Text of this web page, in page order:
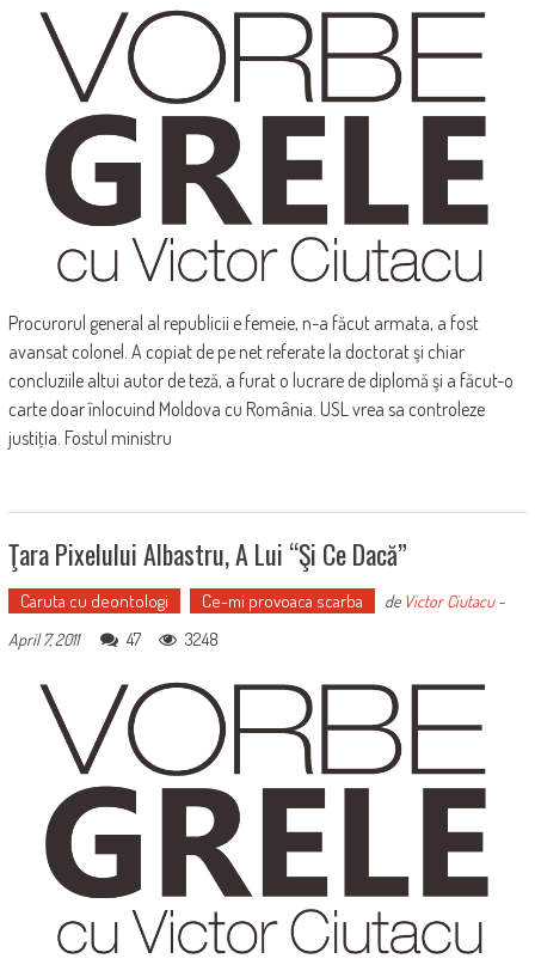
Procurorul general al republicii e femeie, n-a făcut armata, a fost
avansat colonel. A copiat de pe net referate la doctorat şi chiar
concluziile altui autor de teză, a furat o lucrare de diplomă şi a făcut-o
carte doar înlocuind Moldova cu România. USL vrea sa controleze
justiţia. Fostul ministru
Ţara Pixelului Albastru, A Lui “şi Ce Dacă”
Caruta cu deontologi Ce-mi provoaca scarba de Victor Ciutacu-
April 7, 2011
47 3248